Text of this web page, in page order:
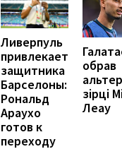
Ливерпуль
привлекает
защитника
Барселоны:
Рональд
Араухо
готов к
переходу
обрав
зірці
Леау